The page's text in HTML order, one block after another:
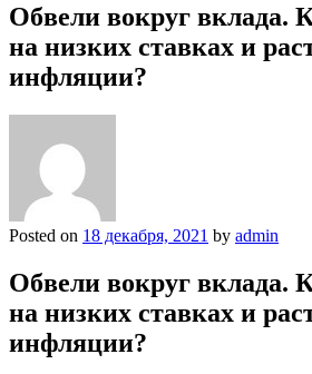
Обвели вокруг вклада.
на низких ставках и
инфляции?
Posted on 18 декабря, 2021 by admin
Обвели вокруг вклада.
на низких ставках и
инфляции?